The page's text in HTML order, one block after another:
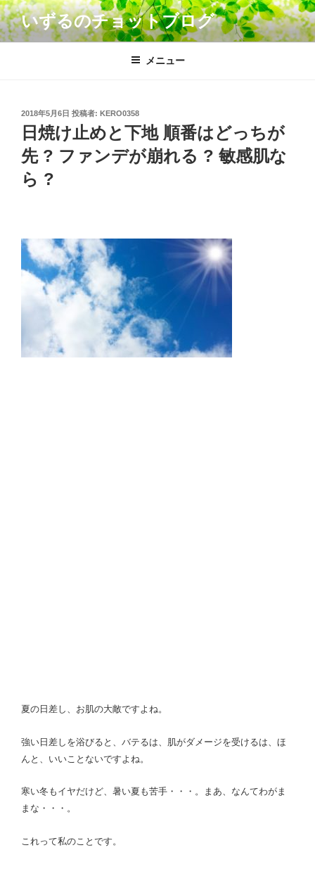
コ
ン
テ
いずるのチョットブログ
メニュー
投
稿
日:
2018年5月6日 投稿者: KERO0358
日焼け止めと下地 順番はどっちが
先 ? ファンデが崩れる ? 敏感肌な
ら ?
夏の日差し、お肌の大敵ですよね。
強い日差しを浴びると、バテるは、肌がダメージを受けるは、ほ
んと、いいことないですよね。
寒い冬もイヤだけど、暑い夏も苦手・・・。まあ、なんてわがま
まな・・・。
これって私のことです。